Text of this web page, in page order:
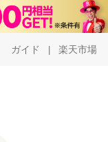
ガイド 楽天市場